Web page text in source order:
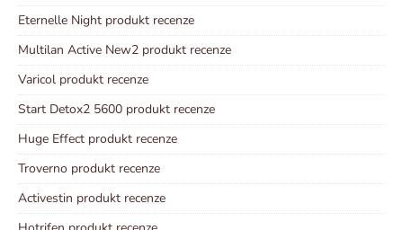
Eternelle Night produkt recenze
Multilan Active New2 produkt recenze
Varicol produkt recenze
Start Detox2 5600 produkt recenze
Huge Effect produkt recenze
Troverno produkt recenze
Activestin produkt recenze